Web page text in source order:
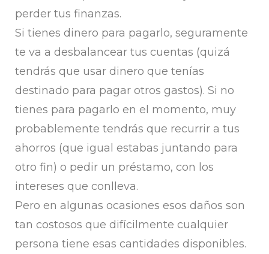
perder tus finanzas.
Si tienes dinero para pagarlo, seguramente
te va a desbalancear tus cuentas (quizá
tendrás que usar dinero que tenías
destinado para pagar otros gastos). Si no
tienes para pagarlo en el momento, muy
probablemente tendrás que recurrir a tus
ahorros (que igual estabas juntando para
otro fin) o pedir un préstamo, con los
intereses que conlleva.
Pero en algunas ocasiones esos daños son
tan costosos que difícilmente cualquier
persona tiene esas cantidades disponibles.